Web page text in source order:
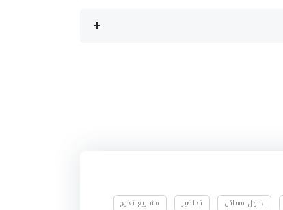
حلول مسائل تحاضير
مشاريع تخرج